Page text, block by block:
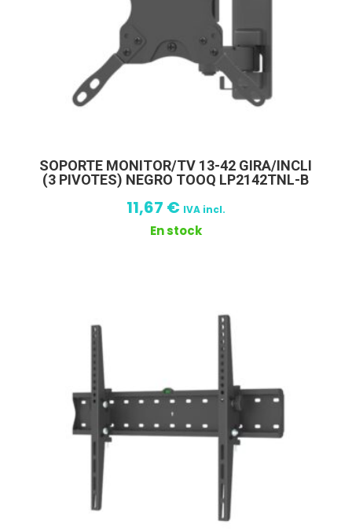
SOPORTE MONITOR/TV 13-42 GIRA/INCLI
(3 PIVOTES) NEGRO TOOQ LP2142TNL-B
11,67 € IVA incl.
En stock